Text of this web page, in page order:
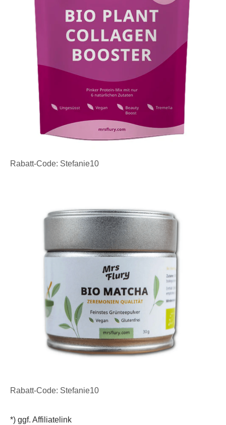
Rabatt-Code: Stefanie10
Rabatt-Code: Stefanie10
*) ggf. Affiliatelink